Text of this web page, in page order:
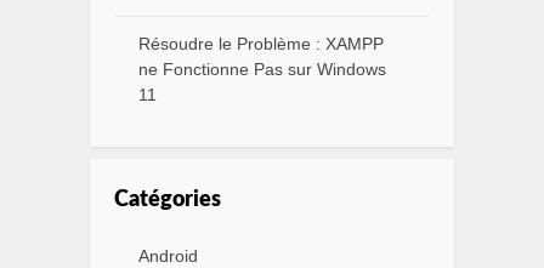
Résoudre le Problème : XAMPP
ne Fonctionne Pas sur Windows
11
Catégories
Android